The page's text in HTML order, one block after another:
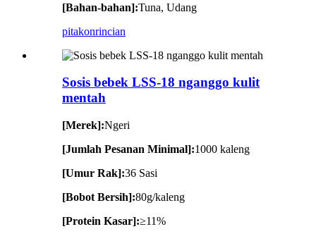
[Bahan-bahan]:Tuna, Udang
pitakonrincian
Sosis bebek LSS-18 nganggo kulit
mentah
[Merek]:Ngeri
[Jumlah Pesanan Minimal]:1000 kaleng
[Umur Rak]:36 Sasi
[Bobot Bersih]:80g/kaleng
[Protein Kasar]:≥11%